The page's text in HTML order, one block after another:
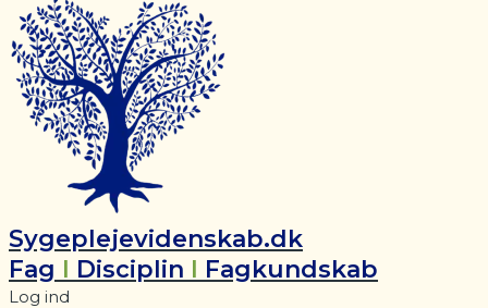
Sygeplejevidenskab.dk
Fag I Disciplin I Fagkundskab
Log ind